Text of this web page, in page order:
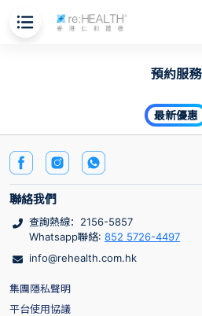
預約服務
最新優惠
聯絡我們
查詢熱線：2156-5857
Whatsapp聯絡: 852 5726-4497
info@rehealth.com.hk
集團隱私聲明
平台使用協議